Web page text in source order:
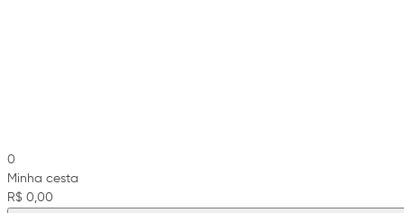
0
Minha cesta
R$ 0,00